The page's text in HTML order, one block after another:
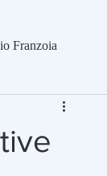
Franzoia